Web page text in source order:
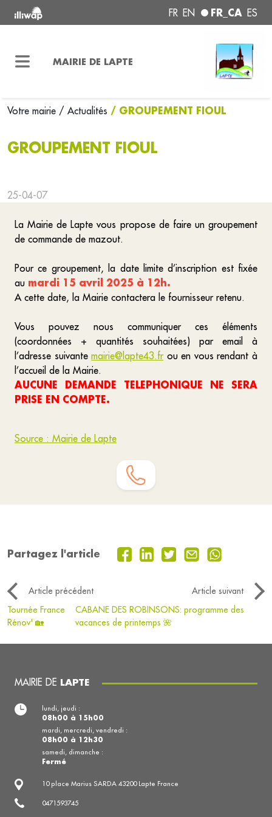
FR EN FR_CA ES
MAIRIE DE LAPTE
Votre mairie / Actualités / GROUPEMENT FIOUL
GROUPEMENT FIOUL
25-04-07
La Mairie de Lapte vous propose de faire un groupement
de commande de mazout.
Pour ce groupement, la date limite d’inscription est fixée
au mardi 15 avril 2025 à 12h.
A cette date, la Mairie contactera le fournisseur retenu.
Vous pouvez nous communiquer ces éléments
(coordonnées + quantités souhaitées) par email à
l’adresse suivantemairie@lapte43.frou en vous rendant à
l’accueil de la Mairie.
AUCUNE DEMANDE TELEPHONIQUE NE SERA
PRISE EN COMPTE.
Source : Mairie de Lapte
Partagez l'article
Article précédent
Article suivant
Tournée France
Rénov' 🏡
CABANE DES ROBINSONS: programme des
vacances de printemps 🌺
MAIRIE DE LAPTE
10 place Marius SARDA 43200 Lapte France
0471593745
lundi, jeudi :
08h00 à 15h00
mardi, mercredi, vendredi :
08h00 à 12h30
samedi, dimanche :
Fermé